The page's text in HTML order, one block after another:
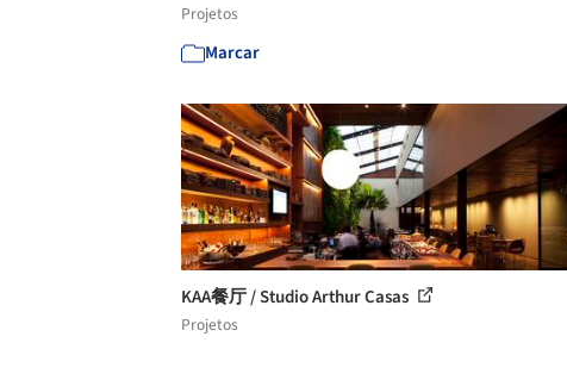
Projetos
Marcar
KAA餐厅 / Studio Arthur Casas
Projetos